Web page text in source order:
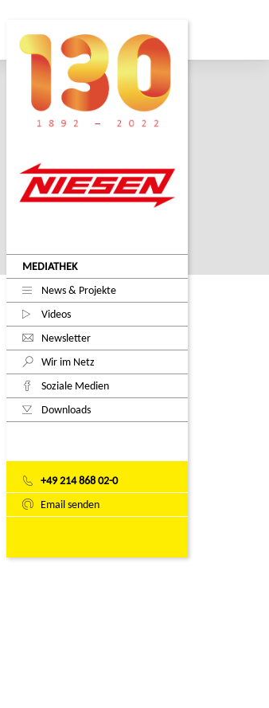
MEDIATHEK
News & Projekte
Videos
Newsletter
Wir im Netz
Soziale Medien
Downloads
+49 214 868 02-0
Email senden